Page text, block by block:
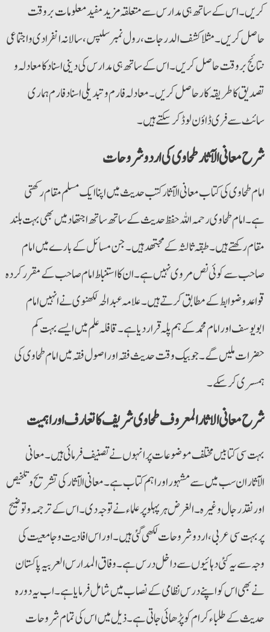
کریں۔ اس کے ساتھ ہی مدارس سے متعلقہ مزید مفید معلومات بروقت
حاصل کریں۔ مثلا کشف الدرجات،رول نمبرسلپس، سالانہ انفرادی واجتماعی
نتائج بروقت حاصل کریں۔ اس کے ساتھ ہی مدارس کی دینی اسناد کا معادلہ و
تصدیق کا طریقہ کارحاصل کریں۔ معادلہ فارم وتبدیلی اسناد فارم ہماری
سائٹ سے فری ڈاؤن لوڈ کرسکتے ہیں۔
شرح معانی الآثارطحاوی کی اردو شروحات
امام طحاوی کی کتاب معانی الآثار کتب حدیث میں اپنا ایک مسلم مقام رکھتی
ہے۔ امام طحاوی رحمہ اللہ حفظ حدیث کے ساتھ ساتھ اجتھاد میں بھی بہت بلند
مقام رکھتے ہیں۔ طبقہ ثالثہ کے مجتھد ہیں۔ جن مسائل کے بارے میں امام
صاحب سے کوئی نص مروی نہیں ہے۔ ان کا استنباط امام صاحب کے مقررکردہ
قواعد و ضوابط کے مطابق کرتے ہیں۔ علامہ عبدالحی لکھنوی نےانہیں امام
ابویوسف اورامام محمد کے ہم پلہ قرار دیا ہے۔ قافلہ علم میں ایسے بہت کم
حضرات ملیں گے۔ جو بیک وقت حدیث فقہ اوراصول فقہ میں امام طحاوی کی
ہمسری کرسکے۔
شرح معانی الاثار المعروف طحاوی شریف کا تعارف اور اہمیت
بہت سی کتابیں مختلف موضوعات پرانہوں نے تصنیف فرمائی ہیں۔ معانی
الآثاران سب میں سے مشہوراور اہم کتاب ہے۔ معانی الآثارکی تشریح وتلخیص
اورنقد رجال وغیرہ۔ الغرض ہرپہلو پرعلماء نے توجہ دی۔ اس کے ترجمہ وتوضیح
پربہت سی عربی،اردو شروحات لکھی گئی ہیں۔ اوراس افادیت و جامعیت کی
وجہ سے یہ کئی دہائیوں سے داخل درس ہے۔ وفاق المدارس العربیہ پاکستان
نے بھی اس کو اپنے درس نظامی کے نصاب میں شامل فرمایا ہے۔ اب یہ دورہ
حدیث کے طلباء کرام کو پڑھائی جاتی ہے۔ ذیل میں اس کی تمام شروحات